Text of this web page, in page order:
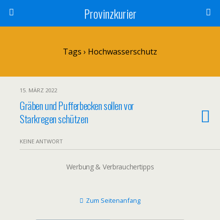
Provinzkurier
Tags › Hochwasserschutz
15. MÄRZ 2022
Gräben und Pufferbecken sollen vor
Starkregen schützen
KEINE ANTWORT
Werbung & Verbrauchertipps
Zum Seitenanfang